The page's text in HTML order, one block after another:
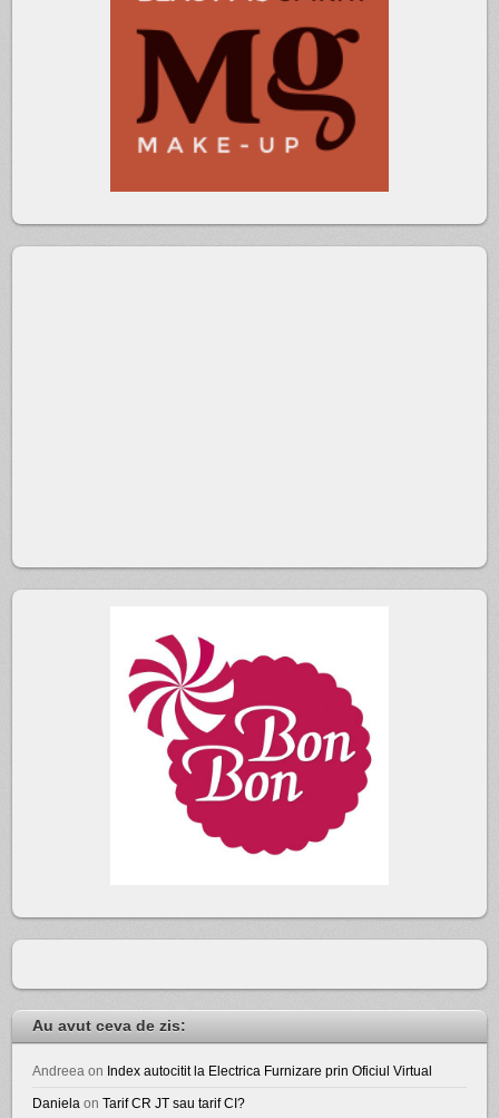
Au avut ceva de zis:
Andreea on Index autocitit la Electrica Furnizare prin Oficiul Virtual
Daniela onTarif CR JT sau tarif CI?